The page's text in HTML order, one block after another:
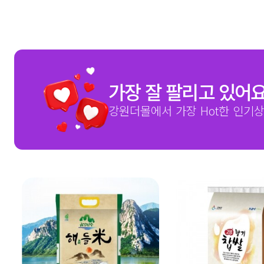
가장 잘 팔리고 있어
강원더몰에서 가장 Hot한 인기